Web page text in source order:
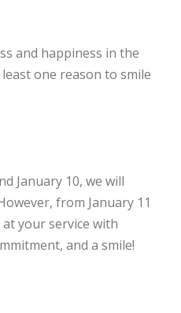
and happiness in the
one reason to smile
January 10, we will
from January 11
your service with
and a smile!